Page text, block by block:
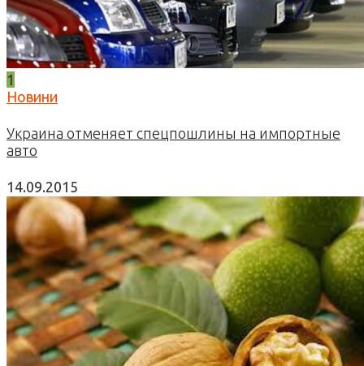
1
Новини
Украина отменяет спецпошлины на импортные
авто
14.09.2015